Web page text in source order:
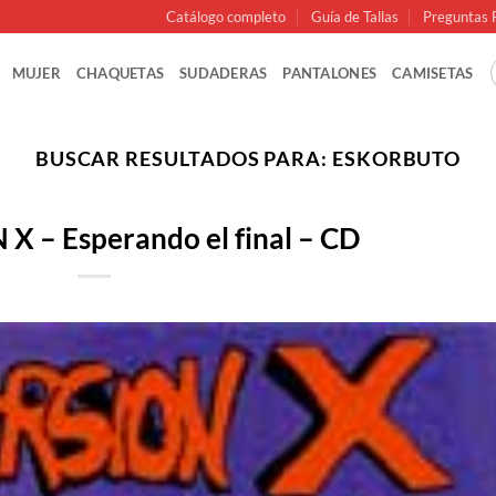
Catálogo completo Guía de Tallas Preguntas
MUJER CHAQUETAS SUDADERAS PANTALONES CAMISETAS
BUSCAR RESULTADOS PARA: ESKORBUTO
X – Esperando el final – CD